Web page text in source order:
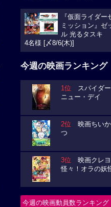
『仮面ライダ
ミッション』ゼ
ル 光るタスキ
4名様 [〆8/6(木)]
今週の映画ランキング
1位 スパイダー
ニュー・デイ
2位 映画ちい
つ
3位 映画クレヨ
怪々！オラの妖
今週の映画動員数ランキング